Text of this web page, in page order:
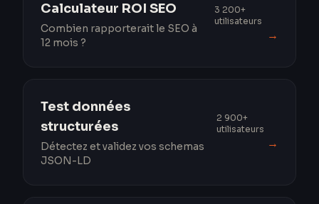
Calculateur ROI SEO
Combien rapporterait le SEO à
12 mois ?
3 200+
utilisateurs
→
Test données
structurées
Détectez et validez vos schemas
JSON-LD
2 900+
utilisateurs
→